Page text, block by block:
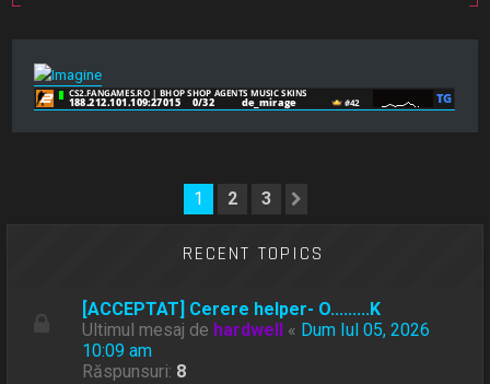
1 2 3
RECENT TOPICS
[ACCEPTAT] Cerere helper- O.........K
Ultimul mesaj de hardwell « Dum Iul 05, 2026
10:09 am
Răspunsuri: 8